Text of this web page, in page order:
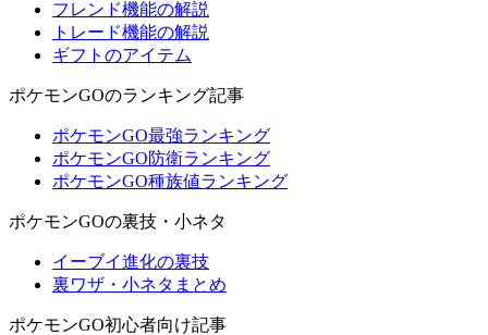
フレンド機能の解説
トレード機能の解説
ギフトのアイテム
ポケモンGOのランキング記事
ポケモンGO最強ランキング
ポケモンGO防衛ランキング
ポケモンGO種族値ランキング
ポケモンGOの裏技・小ネタ
イーブイ進化の裏技
裏ワザ・小ネタまとめ
ポケモンGO初心者向け記事